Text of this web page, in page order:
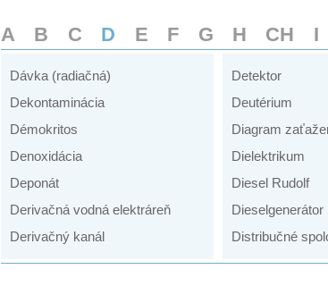
A B C D E F G H CH I
Dávka (radiačná)
Dekontaminácia
Démokritos
Denoxidácia
Deponát
Derivačná vodná elektráreň
Derivačný kanál
Detektor
Deutérium
Diagram
Dielektrikum
Diesel Rudolf
Dieselgenerátor
Distribučné